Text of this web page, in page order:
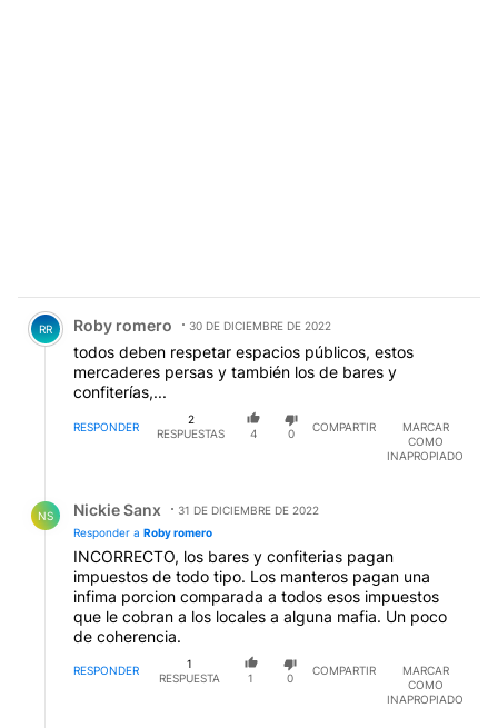
Comentario de Roby romero.
RR Roby romero 30 DE DICIEMBRE DE 2022
todos deben respetar espacios públicos, estos
mercaderes persas y también los de bares y
confiterías,...
RESPONDER
2
RESPUESTAS
4 0
COMPARTIR
MARCAR
COMO
INAPROPIADO
NS Nickie Sanx
31 DE DICIEMBRE DE 2022
Responder a Roby romero
INCORRECTO, los bares y confiterias pagan
impuestos de todo tipo. Los manteros pagan una
infima porcion comparada a todos esos impuestos
que le cobran a los locales a alguna mafia. Un poco
de coherencia.
RESPONDER
1
RESPUESTA
1 0
COMPARTIR
MARCAR
COMO
INAPROPIADO